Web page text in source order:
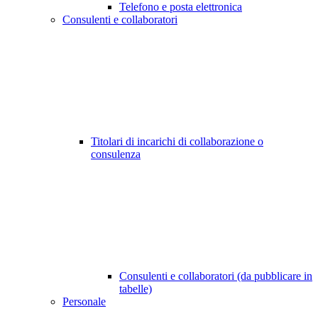
Telefono e posta elettronica
Consulenti e collaboratori
Titolari di incarichi di collaborazione o
consulenza
Consulenti e collaboratori (da pubblicare in
tabelle)
Personale